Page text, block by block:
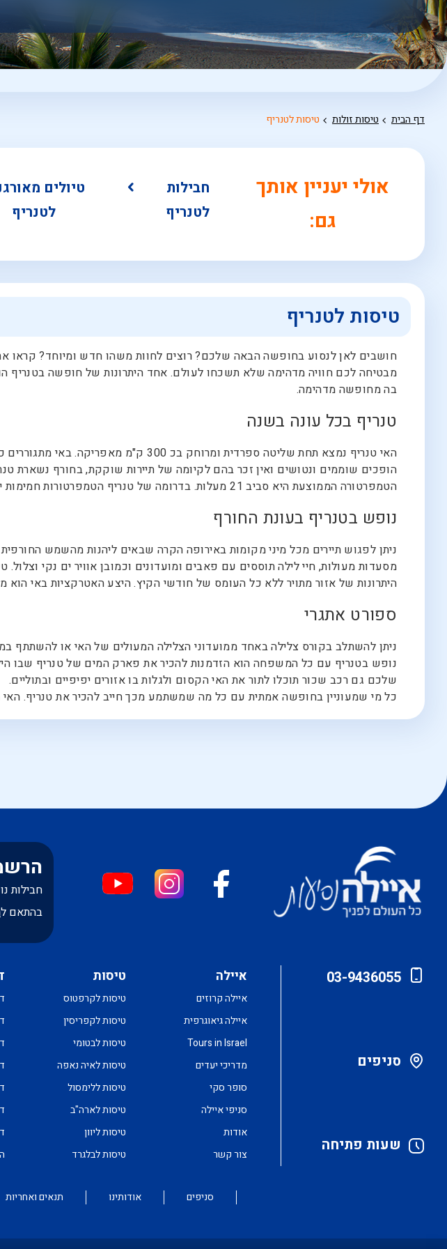
הנוספות
מוצגות
לפני
דף הבית טיסות זולות טיסות לטנריף
אולי יעניין אותך
גם:
חבילות
לטנריף
טיולים
לטנריף
טיסות לטנריף
חושבים לאן לנסוע בחופשה הבאה שלכם? רוצים לחוות משהו חדש ומיוחד?
מבטיחה לכם חוויה מדהימה שלא תשכחו לעולם. אחד היתרונות של חופשה בטנריף
בה מחופשה מדהימה.
טנריף בכל עונה בשנה
הופכים שוממים ונטושים ואין זכר בהם לקיומה של תיירות שוקקת, בחורף נשארת
הטמפרטורה הממוצעת היא סביב 21 מעלות. בדרומה של טנריף הטמפרטורות חמימות יותר ובילוי באזור זה בחודשי החורף הוא חוויה של ממש.
נופש בטנריף בעונת החורף
ניתן לפגוש תיירים מכל מיני מקומות באירופה הקרה שבאים ליהנות מהשמש
מסעדות מעולות, חיי לילה תוססים עם פאבים ומועדונים וכמובן אוויר ים נקי
היתרונות של אזור מתויר ללא כל העומס של חודשי הקיץ. היצע האטרקציות באי הוא
ספורט אתגרי
ניתן להשתלב בקורס צלילה באחד ממועדוני הצלילה המעולים של האי או להשתתף
נופש בטנריף עם כל המשפחה הוא הזדמנות להכיר את פארק המים של טנריף שבו
שלכם גם רכב שכור תוכלו לתור את האי הקסום ולגלות בו אזורים יפיפיים ובתוליים.
כל מי שמעוניין בחופשה אמתית עם כל מה שמשתמע מכך חייב להכיר את טנריף.
חבילות
בהתאם ל
03-9436055
סניפים
שעות פתיחה
איילה
איילה קרוזים
איילה גיאוגרפית
Tours in Israel
מדריכי יעדים
סופר סקי
סניפי איילה
אודות
צור קשר
טיסות
טיסות לקרפטוס
טיסות לקפריסין
טיסות לבטומי
טיסות לאיה נאפה
טיסות ללימסול
טיסות לארה"ב
טיסות ליוון
טיסות לבלגרד
סניפים אודותינו תנאים ואחריות